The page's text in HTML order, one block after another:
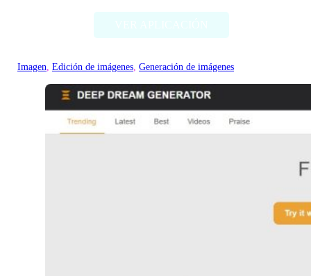
Imagen, Edición de imágenes, Generación de imágenes